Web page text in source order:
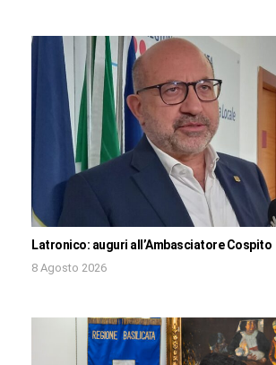
Latronico: auguri all’Ambasciatore Cospito
8 Agosto 2026